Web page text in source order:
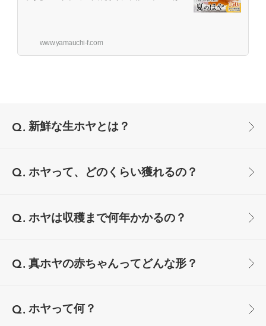
www.yamauchi-f.com
新鮮な生ホヤとは？
ホヤって、どのくらい獲れるの？
ホヤは収穫まで何年かかるの？
真ホヤの赤ちゃんってどんな形？
ホヤって何？